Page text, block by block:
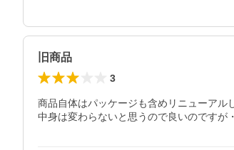
旧商品
3
商品自体はパッケージも含めリニューアル
中身は変わらないと思うので良いのですが